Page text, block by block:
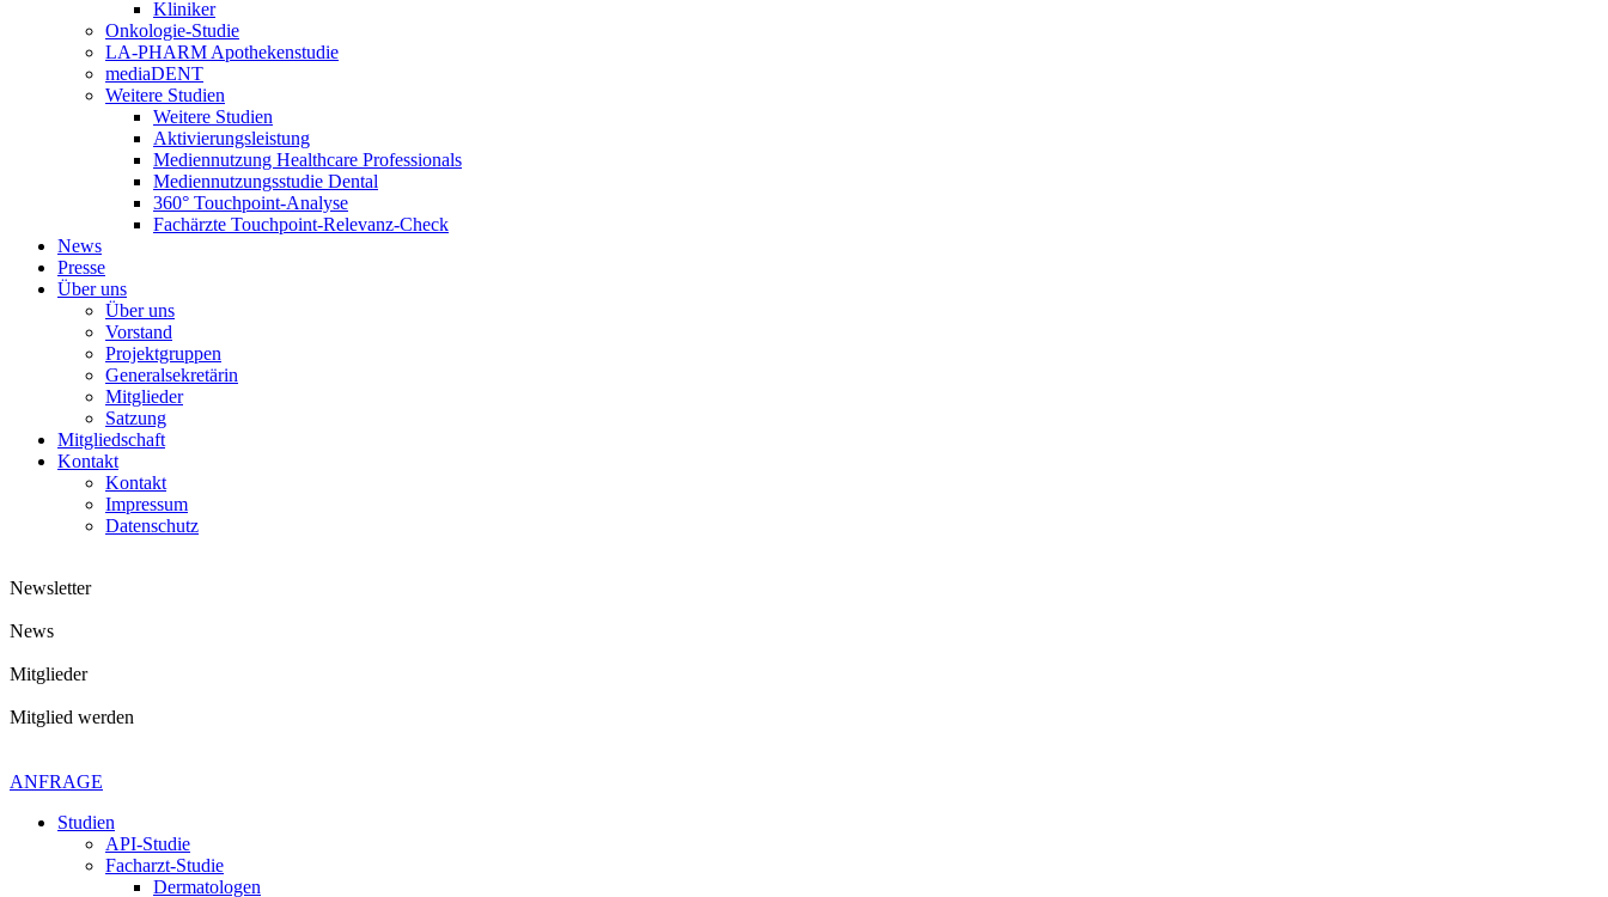
Kliniker
Onkologie-Studie
LA-PHARM Apothekenstudie
mediaDENT
Weitere Studien
Weitere Studien
Aktivierungsleistung
Mediennutzung Healthcare Professionals
Mediennutzungsstudie Dental
360° Touchpoint-Analyse
Fachärzte Touchpoint-Relevanz-Check
News
Presse
Über uns
Über uns
Vorstand
Projektgruppen
Generalsekretärin
Mitglieder
Satzung
Mitgliedschaft
Kontakt
Kontakt
Impressum
Datenschutz
Newsletter
News
Mitglieder
Mitglied werden
ANFRAGE
Studien
API-Studie
Facharzt-Studie
Dermatologen